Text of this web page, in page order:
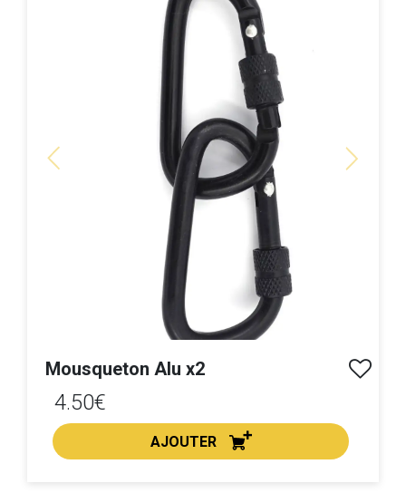
Previous Next
Mousqueton Alu x2
4.50€
AJOUTER